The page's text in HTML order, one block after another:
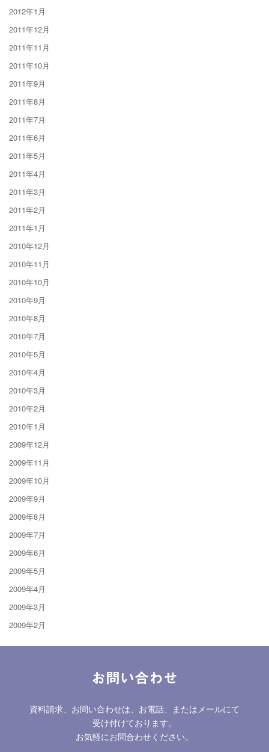
2012年1月
2011年12月
2011年11月
2011年10月
2011年9月
2011年8月
2011年7月
2011年6月
2011年5月
2011年4月
2011年3月
2011年2月
2011年1月
2010年12月
2010年11月
2010年10月
2010年9月
2010年8月
2010年7月
2010年5月
2010年4月
2010年3月
2010年2月
2010年1月
2009年12月
2009年11月
2009年10月
2009年9月
2009年8月
2009年7月
2009年6月
2009年5月
2009年4月
2009年3月
2009年2月
お問い合わせ
資料請求、お問い合わせは、お電話、またはメールにて
受け付けております。
お気軽にお問合わせください。